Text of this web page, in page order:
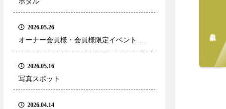
2026.05.26
オーナー会員様・会員様限定イベントの
ご案内
2026.05.16
写真スポット
2026.04.14